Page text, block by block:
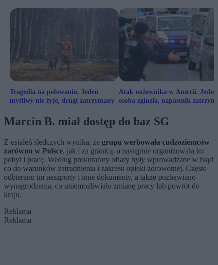
Tragedia na polowaniu. Jeden
myśliwy nie żyje, drugi zatrzymany
Atak nożownika w Austrii. Jedna
osoba zginęła, napastnik
Marcin B. miał dostęp do baz SG
Z ustaleń śledczych wynika, że grupa werbowała cudzoziemców
zarówno w Polsce, jak i za granicą, a następnie organizowała im
pobyt i pracę. Według prokuratury ofiary były wprowadzane w błąd
co do warunków zatrudnienia i zakresu opieki zdrowotnej. Często
odbierano im paszporty i inne dokumenty, a także pozbawiano
wynagrodzenia, co uniemożliwiało zmianę pracy lub powrót do
kraju.
Reklama
Reklama